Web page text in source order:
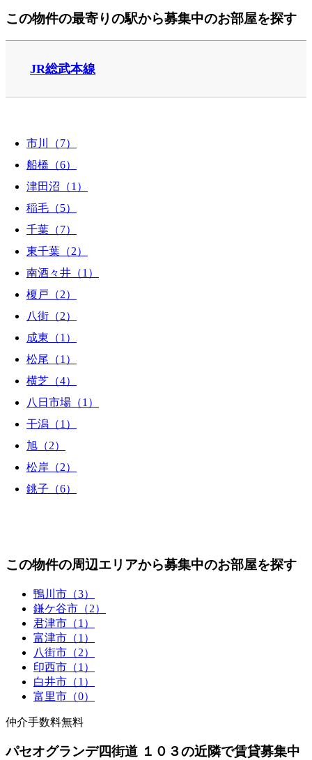
この物件の最寄りの駅から募集中のお部屋を探す
JR総武本線
市川（7）
船橋（6）
津田沼（1）
稲毛（5）
千葉（7）
東千葉（2）
南酒々井（1）
榎戸（2）
八街（2）
成東（1）
松尾（1）
横芝（4）
八日市場（1）
干潟（1）
旭（2）
松岸（2）
銚子（6）
この物件の周辺エリアから募集中のお部屋を探す
鴨川市（3）
鎌ケ谷市（2）
君津市（1）
富津市（1）
八街市（2）
印西市（1）
白井市（1）
富里市（0）
仲介手数料無料
パセオグランデ四街道 １０３の近隣で賃貸募集中